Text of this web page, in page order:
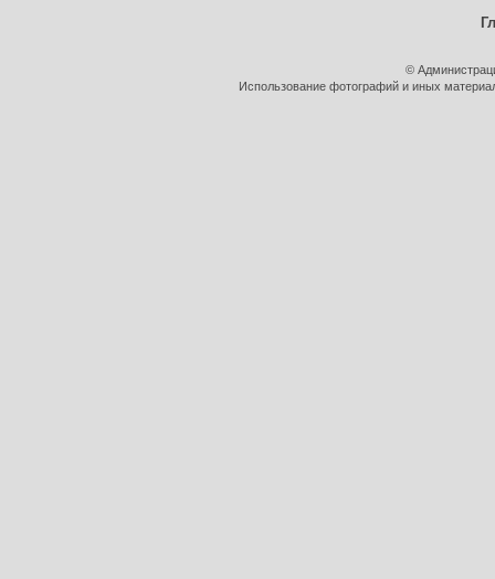
©
Использование фотографий и иных